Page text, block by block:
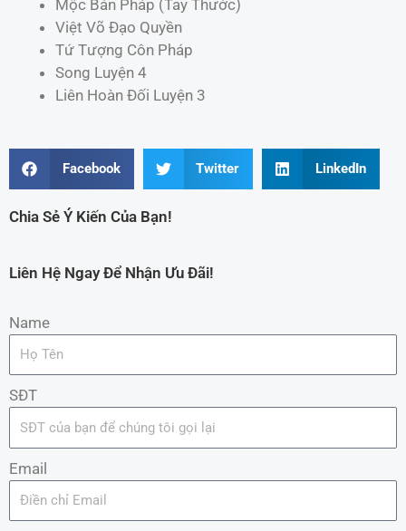
Mộc Bản Pháp (Tay Thước)
Việt Võ Đạo Quyền
Tứ Tượng Côn Pháp
Song Luyện 4
Liên Hoàn Đối Luyện 3
Facebook Twitter LinkedIn
Chia Sẻ Ý Kiến Của Bạn!
Liên Hệ Ngay Để Nhận Ưu Đãi!
Name
SĐT
Email